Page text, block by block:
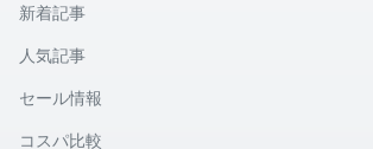
新着記事
人気記事
セール情報
コスパ比較